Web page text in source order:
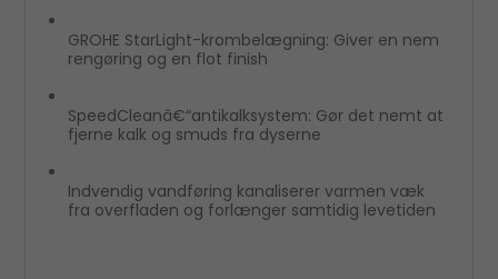
GROHE StarLight-krombelægning: Giver en nem
rengøring og en flot finish
SpeedCleanâ€“antikalksystem: Gør det nemt at
fjerne kalk og smuds fra dyserne
Indvendig vandføring kanaliserer varmen væk
fra overfladen og forlænger samtidig levetiden